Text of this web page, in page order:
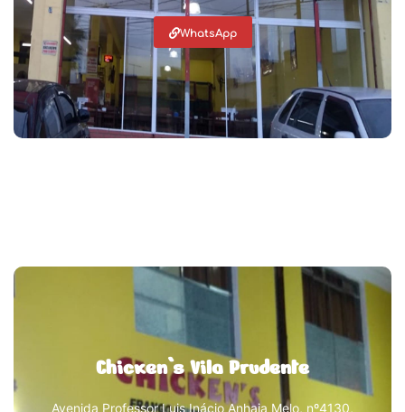
WhatsApp
Chicken`s Vila Prudente
Avenida Professor Luis Inácio Anhaia Melo, nº4130,